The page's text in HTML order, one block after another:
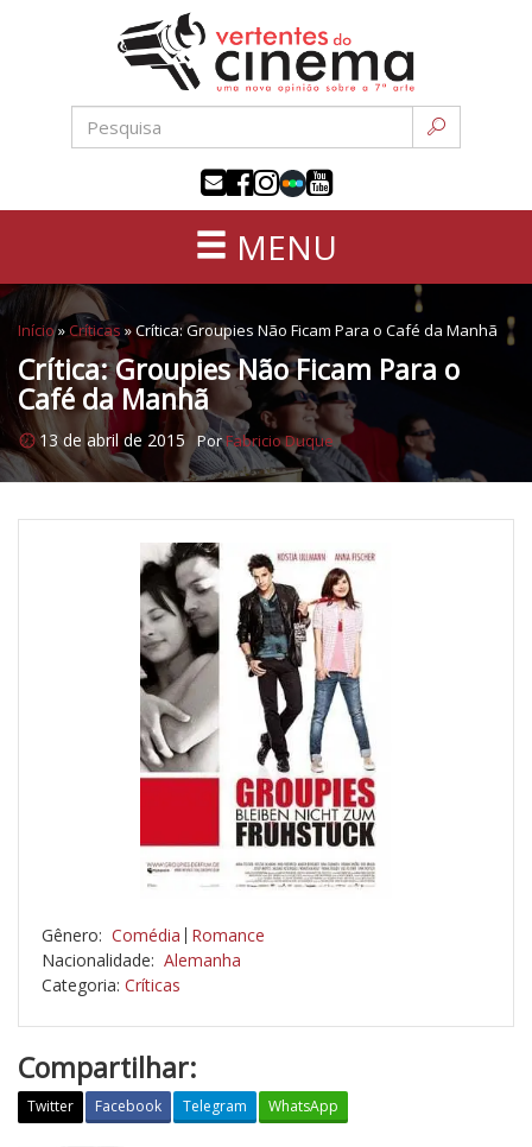
conteúdo
sétima
MENU
Início»Críticas »Crítica: Groupies Não Ficam Para o Café da Manhã
Crítica: Groupies Não Ficam Para o
Café da Manhã
13 de abril de 2015 PorFabricio Duque
Gênero: Comédia Romance
Nacionalidade: Alemanha
Categoria: Críticas
Compartilhar:
Twitter Facebook Telegram WhatsApp